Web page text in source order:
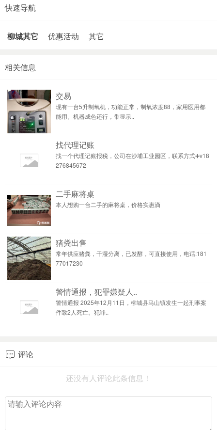
快速导航
柳城其它 优惠活动 其它
相关信息
交易
现有一台5升制氧机，功能正常，制氧浓度88，家用医用都
能用。机器成色还行，带显示..
找代理记账
找一个代理记账报税，公司在沙埔工业园区，联系方式➕v18
276845672
二手麻将桌
本人想购一台二手的麻将桌，价格实惠滴
猪粪出售
常年供应猪粪，干湿分离，已发酵，可直接使用，电话:181
77017230
警情通报，犯罪嫌疑人..
警情通报 2025年12月11日，柳城县马山镇发生一起刑事案
件致2人死亡。犯罪..
 评论
还没有人评论此条信息！